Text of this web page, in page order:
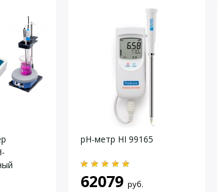
Автоматическая, по одной или двум точкам
автоматическая, от 0 до 50 °C
50 °C; RH 95% max
x 21 мм
pH-метр HI 99165
62079 руб.